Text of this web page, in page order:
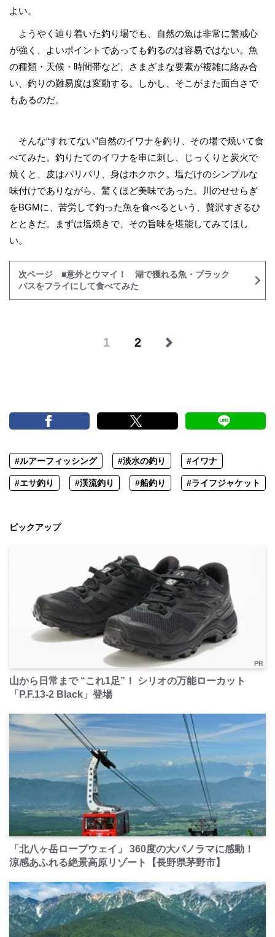
よい。
ようやく辿り着いた釣り場でも、自然の魚は非常に警戒心
が強く、よいポイントであっても釣るのは容易ではない。魚
の種類・天候・時間帯など、さまざまな要素が複雑に絡み合
い、釣りの難易度は変動する。しかし、そこがまた面白さで
もあるのだ。
そんな“すれてない”自然のイワナを釣り、その場で焼いて食
べてみた。釣りたてのイワナを串に刺し、じっくりと炭火で
焼くと、皮はパリパリ、身はホクホク。塩だけのシンプルな
味付けでありながら、驚くほど美味であった。川のせせらぎ
をBGMに、苦労して釣った魚を食べるという、贅沢すぎるひ
とときだ。まずは塩焼きで、その旨味を堪能してみてほし
い。
次ページ ■意外とウマイ！ 湖で獲れる魚・ブラック
バスをフライにして食べてみた
1 2
#ルアーフィッシング #淡水の釣り #イワナ
#エサ釣り #渓流釣り #船釣り #ライフジャケット
ピックアップ
PR
山から日常まで “これ1足”！ シリオの万能ローカット
「P.F.13-2 Black」登場
PR
「北八ヶ岳ロープウェイ」 360度の大パノラマに感動！
涼感あふれる絶景高原リゾート【長野県茅野市】